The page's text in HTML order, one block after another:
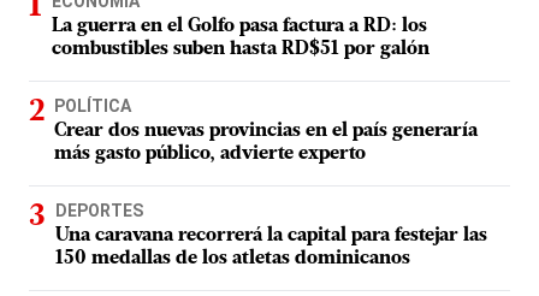
La guerra en el Golfo pasa factura a RD: los
combustibles suben hasta RD$51 por galón
POLÍTICA
Crear dos nuevas provincias en el país generaría
más gasto público, advierte experto
DEPORTES
Una caravana recorrerá la capital para festejar las
150 medallas de los atletas dominicanos